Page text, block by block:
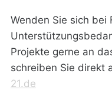
Wenden Sie sich bei
Projekte gerne an
schreiben Sie direkt
21.de